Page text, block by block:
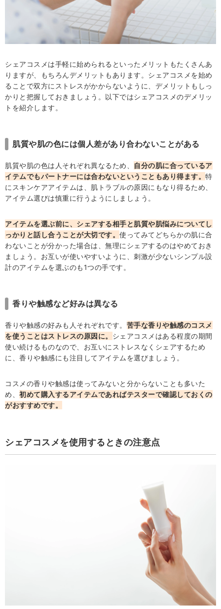
シェアコスメは手軽に始められるといったメリットもたくさんあ
りますが、もちろんデメリットもあります。シェアコスメを始め
ることで双方にストレスがかからないように、デメリットもしっ
かりと把握しておきましょう。以下ではシェアコスメのデメリッ
トを紹介します。
肌質や肌の色には個人差があり合わないことがある
肌質や肌の色は人それぞれ異なるため、
自分の肌に合っているア
イテムでもパートナーには合わないということもあり得ます。 特
にスキンケアアイテムは、肌トラブルの原因にもなり得るため、
アイテム選びは慎重に行うようにしましょう。
アイテムを選ぶ前に、シェアする相手と肌質や肌悩みについてし
っかりと話し合うことが大切です。 使ってみてどちらかの肌に合
わないことが分かった場合は、無理にシェアするのはやめておき
ましょう。お互いが使いやすいように、刺激が少ないシンプル設
計のアイテムを選ぶのも1つの手です。
香りや触感など好みは異なる
香りや触感の好みも人それぞれです。 苦手な香りや触感のコスメ
を使うことはストレスの原因に。 シェアコスメはある程度の期間
使い続けるものなので、お互いにストレスなくシェアするため
に、香りや触感にも注目してアイテムを選びましょう。
コスメの香りや触感は使ってみないと分からないことも多いた
め、 初めて購入するアイテムであればテスターで確認しておくの
がおすすめです。
シェアコスメを使用するときの注意点